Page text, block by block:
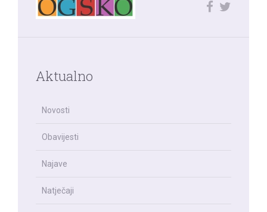
Aktualno
Novosti
Obavijesti
Najave
Natječaji